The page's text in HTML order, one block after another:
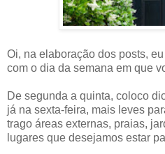
Oi, na elaboração dos posts,
com o dia da semana em que
De segunda a quinta, coloco
já na sexta-feira, mais leves
trago áreas externas, praias,
lugares que desejamos estar